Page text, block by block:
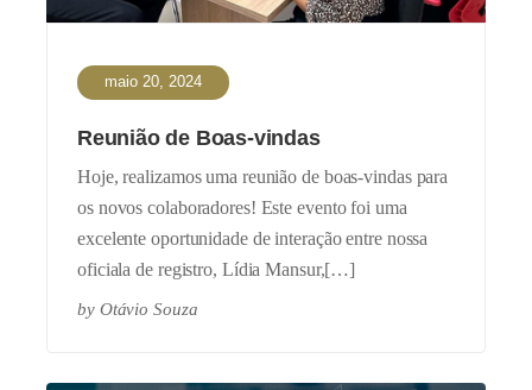
maio 20, 2024
Reunião de Boas-vindas
Hoje, realizamos uma reunião de boas-vindas para
os novos colaboradores! Este evento foi uma
excelente oportunidade de interação entre nossa
oficiala de registro, Lídia Mansur,[…]
by Otávio Souza